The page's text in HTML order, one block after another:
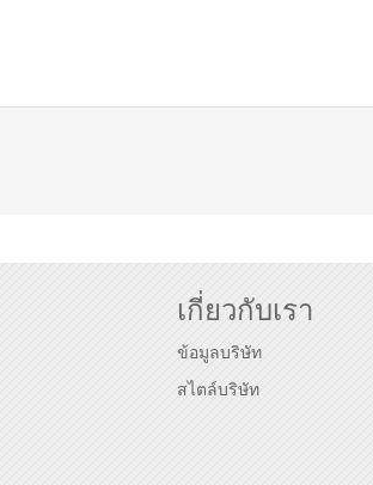
เกี่ยวกับเรา
ข้อมูลบริษัท
สไตล์บริษัท